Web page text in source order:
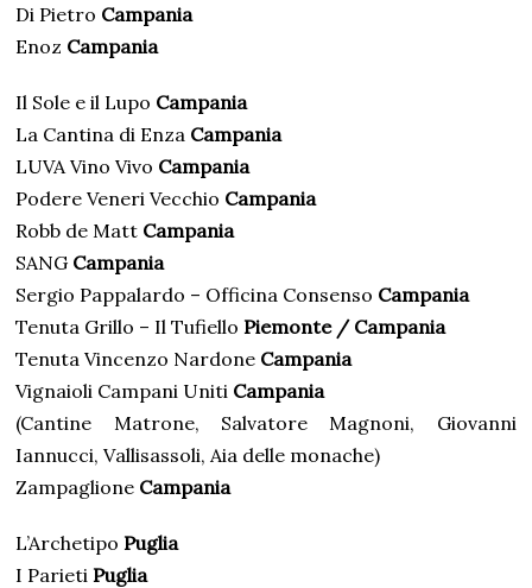
Di Pietro Campania
Enoz Campania
Il Sole e il Lupo Campania
La Cantina di Enza Campania
LUVA Vino Vivo Campania
Podere Veneri Vecchio Campania
Robb de Matt Campania
SANG Campania
Sergio Pappalardo – Officina Consenso Campania
Tenuta Grillo – Il Tufiello Piemonte / Campania
Tenuta Vincenzo Nardone Campania
Vignaioli Campani Uniti Campania
(Cantine Matrone, Salvatore Magnoni, Giovanni
Iannucci, Vallisassoli, Aia delle monache)
Zampaglione Campania
L’Archetipo Puglia
I Parieti Puglia